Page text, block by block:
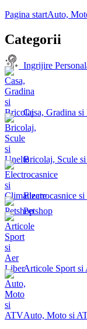
Pagina startAuto,
Categorii
Ingrijire
Casa, Gradina si
Bricolaj, Scule si
Electrocasnice si
Petshop
Articole Sport si
Auto, Moto si